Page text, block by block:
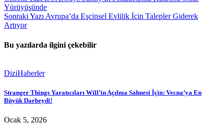
Yürüyüşünde
Sonraki Yazı Avrupa’da Eşcinsel Evlilik İçin Talepler Giderek
Artıyor
Bu yazılarda ilgini çekebilir
DiziHaberler
Stranger Things Yaratıcıları Will’in Açılma Sahnesi İçin: Vecna’ya En
Büyük Darbeydi!
Ocak 5, 2026